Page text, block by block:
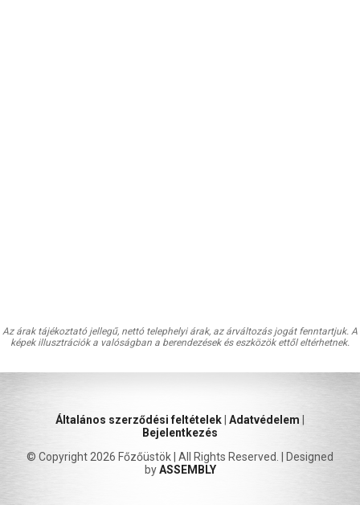
Az árak tájékoztató jellegű, nettó telephelyi árak, az árváltozás jogát fenntartjuk. A
képek illusztrációk a valóságban a berendezések és eszközök ettől eltérhetnek.
Általános szerződési feltételek Adatvédelem
Bejelentkezés
© Copyright 2026 Főzőüstök | All Rights Reserved. | Designed
byASSEMBLY